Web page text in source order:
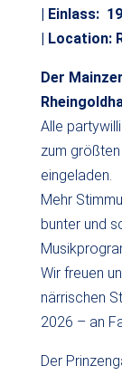
| Einlass:
| Location:
Der
Alle
zum
eingeladen.
Mehr
bunter und
Wir freuen
närrischen
2026 – an
Der